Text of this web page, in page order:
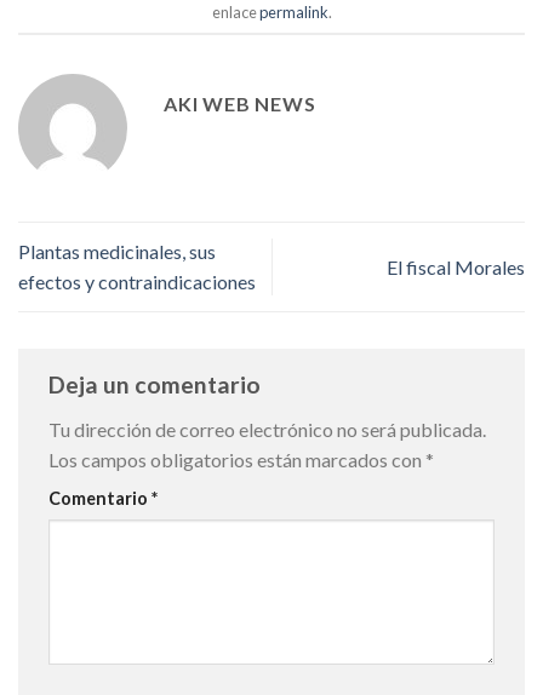
enlacepermalink.
AKI WEB NEWS
Plantas medicinales, sus
efectos y contraindicaciones
El fiscal Morales
Deja un comentario
Tu dirección de correo electrónico no será publicada.
Los campos obligatorios están marcados con *
Comentario *